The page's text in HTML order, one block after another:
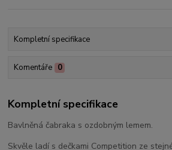
Kompletní specifikace
Komentáře 0
Kompletní specifikace
Bavlněná čabraka s ozdobným lemem.
Skvěle ladí s dečkami Competition ze